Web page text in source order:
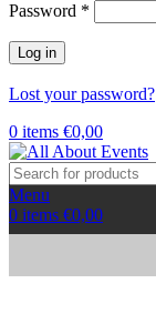
Password *
Log in
Lost your password?
0 items €0,00
Menu
0 items €0,00